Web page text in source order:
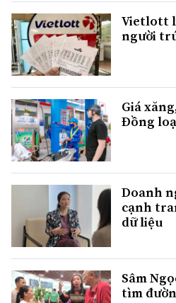
Vietlott
người
Giá
Đồng
Doanh
cạnh
dữ liệu
Sâm
tìm